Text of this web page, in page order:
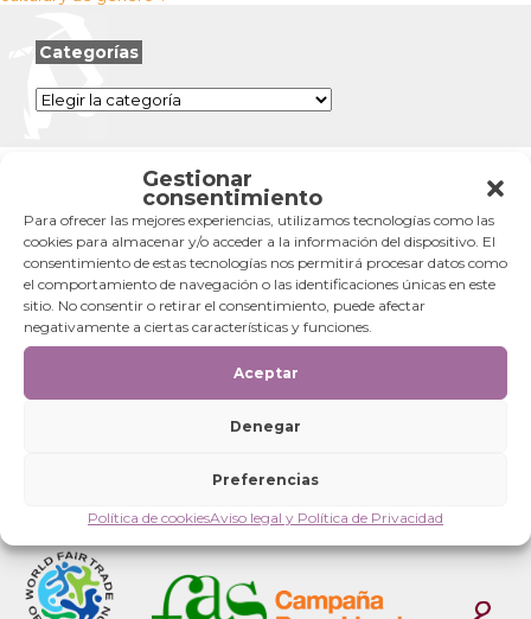
Gestionar
consentimiento
Para ofrecer las mejores experiencias, utilizamos tecnologías como las
cookies para almacenar y/o acceder a la información del dispositivo. El
consentimiento de estas tecnologías nos permitirá procesar datos como
el comportamiento de navegación o las identificaciones únicas en este
sitio. No consentir o retirar el consentimiento, puede afectar
negativamente a ciertas características y funciones.
Aceptar
Denegar
Preferencias
Política de cookiesAviso legal y Política de Privacidad
entradas
Categorías
Categorías